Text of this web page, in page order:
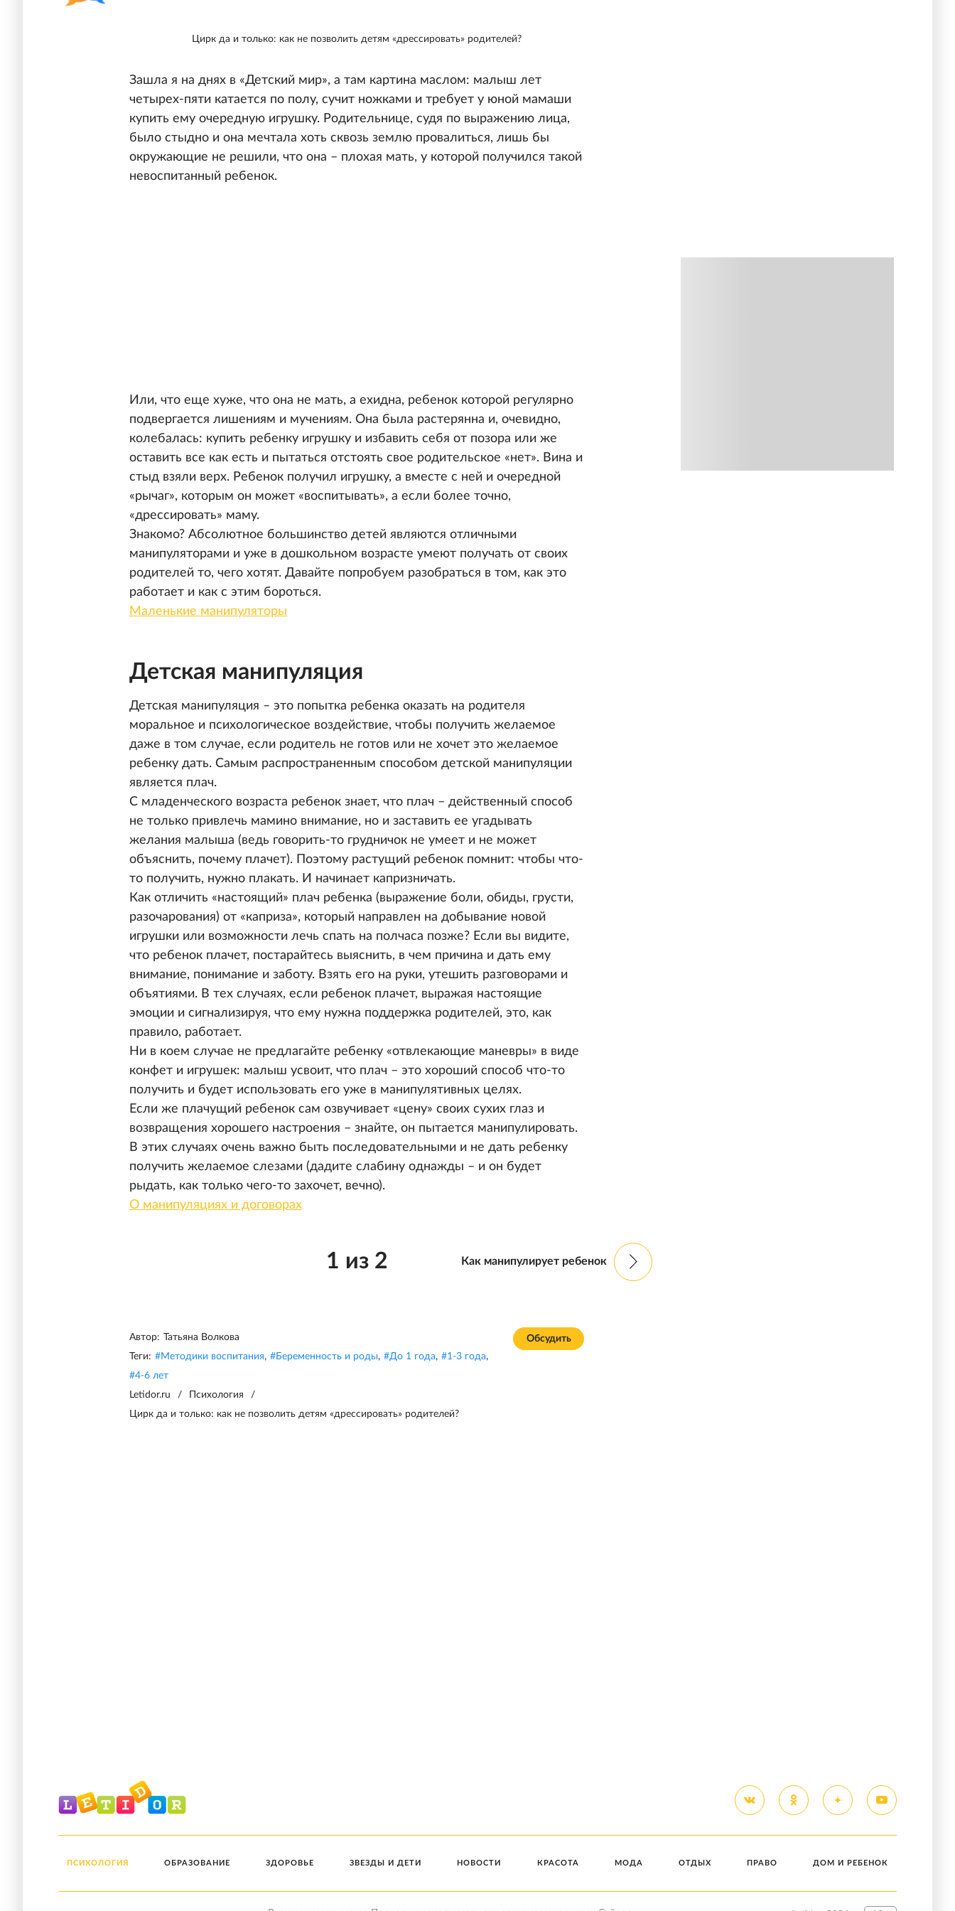
Цирк да и только: как не позволить детям «дрессировать» родителей?
Зашла я на днях в «Детский мир», а там картина маслом: малыш лет
четырех-пяти катается по полу, сучит ножками и требует у юной мамаши
купить ему очередную игрушку. Родительнице, судя по выражению лица,
было стыдно и она мечтала хоть сквозь землю провалиться, лишь бы
окружающие не решили, что она – плохая мать, у которой получился такой
невоспитанный ребенок.
Или, что еще хуже, что она не мать, а ехидна, ребенок которой регулярно
подвергается лишениям и мучениям. Она была растерянна и, очевидно,
колебалась: купить ребенку игрушку и избавить себя от позора или же
оставить все как есть и пытаться отстоять свое родительское «нет». Вина и
стыд взяли верх. Ребенок получил игрушку, а вместе с ней и очередной
«рычаг», которым он может «воспитывать», а если более точно,
«дрессировать» маму.
Знакомо? Абсолютное большинство детей являются отличными
манипуляторами и уже в дошкольном возрасте умеют получать от своих
родителей то, чего хотят. Давайте попробуем разобраться в том, как это
работает и как с этим бороться.
Маленькие манипуляторы
Детская манипуляция
Детская манипуляция – это попытка ребенка оказать на родителя
моральное и психологическое воздействие, чтобы получить желаемое
даже в том случае, если родитель не готов или не хочет это желаемое
ребенку дать. Самым распространенным способом детской манипуляции
является плач.
С младенческого возраста ребенок знает, что плач – действенный способ
не только привлечь мамино внимание, но и заставить ее угадывать
желания малыша (ведь говорить-то грудничок не умеет и не может
объяснить, почему плачет). Поэтому растущий ребенок помнит: чтобы что-
то получить, нужно плакать. И начинает капризничать.
Как отличить «настоящий» плач ребенка (выражение боли, обиды, грусти,
разочарования) от «каприза», который направлен на добывание новой
игрушки или возможности лечь спать на полчаса позже? Если вы видите,
что ребенок плачет, постарайтесь выяснить, в чем причина и дать ему
внимание, понимание и заботу. Взять его на руки, утешить разговорами и
объятиями. В тех случаях, если ребенок плачет, выражая настоящие
эмоции и сигнализируя, что ему нужна поддержка родителей, это, как
правило, работает.
Ни в коем случае не предлагайте ребенку «отвлекающие маневры» в виде
конфет и игрушек: малыш усвоит, что плач – это хороший способ что-то
получить и будет использовать его уже в манипулятивных целях.
Если же плачущий ребенок сам озвучивает «цену» своих сухих глаз и
возвращения хорошего настроения – знайте, он пытается манипулировать.
В этих случаях очень важно быть последовательными и не дать ребенку
получить желаемое слезами (дадите слабину однажды – и он будет
рыдать, как только чего-то захочет, вечно).
О манипуляциях и договорах
1 из 2 Как манипулирует ребенок
Обсудить
Автор: Татьяна Волкова
Теги: #Методики воспитания, #Беременность и роды, #До 1 года, #1-3 года,
#4-6 лет
Letidor.ru
/ Психология
/
Цирк да и только: как не позволить детям «дрессировать» родителей?
ПСИХОЛОГИЯ ОБРАЗОВАНИЕ ЗДОРОВЬЕ ЗВЕЗДЫ И ДЕТИ НОВОСТИ КРАСОТА МОДА ОТДЫХ ПРАВО ДОМ И РЕБЕНОК